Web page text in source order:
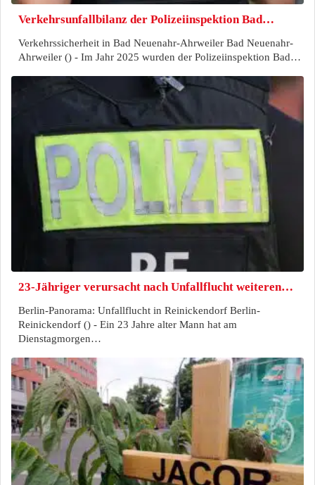
Verkehrsunfallbilanz der Polizeiinspektion Bad…
Verkehrssicherheit in Bad Neuenahr-Ahrweiler Bad Neuenahr-
Ahrweiler () - Im Jahr 2025 wurden der Polizeiinspektion Bad…
23-Jähriger verursacht nach Unfallflucht weiteren…
Berlin-Panorama: Unfallflucht in Reinickendorf Berlin-
Reinickendorf () - Ein 23 Jahre alter Mann hat am
Dienstagmorgen…